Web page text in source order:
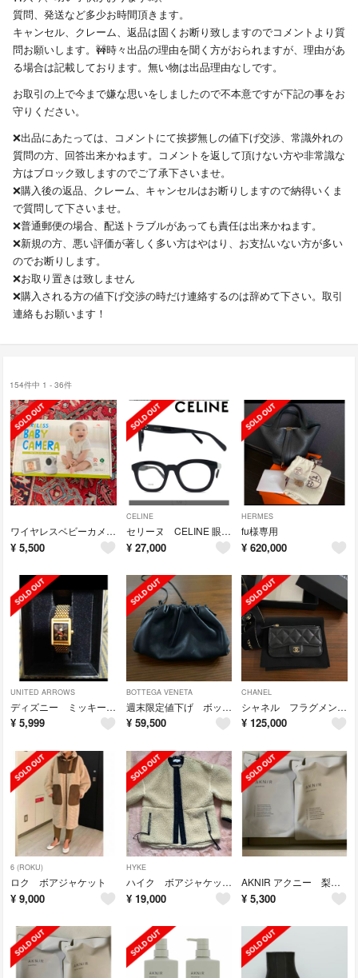
質問、発送など多少お時間頂きます。
キャンセル、クレーム、返品は固くお断り致しますのでコメントより質
問お願いします。🚧時々出品の理由を聞く方がおられますが、理由があ
る場合は記載しております。無い物は出品理由なしです。
お取引の上で今まで嫌な思いをしましたので不本意ですが下記の事をお
守りください。
❌出品にあたっては、コメントにて挨拶無しの値下げ交渉、常識外れの
質問の方、回答出来かねます。コメントを返して頂けない方や非常識な
方はブロック致しますのでご了承下さいませ。
❌購入後の返品、クレーム、キャンセルはお断りしますので納得いくま
で質問して下さいませ。
❌普通郵便の場合、配送トラブルがあっても責任は出来かねます。
❌新規の方、悪い評価が著しく多い方はやはり、お支払いない方が多い
のでお断りします。
❌お取り置きは致しません
❌購入される方の値下げ交渉の時だけ連絡するのは辞めて下さい。取引
連絡もお願います！
154件中 1 - 36件
ワイヤレスベビーカメラ BM-LTL2
¥ 5,500
CELINE
セリーヌ CELINE 眼鏡メガネ 伊達メガネ
¥ 27,000
HERMES
fu様専用
¥ 620,000
UNITED ARROWS
ディズニー ミッキーマウス 腕時計
¥ 5,999
BOTTEGA VENETA
週末限定値下げ ボッテガヴェネタ ショルダーバッグミニポーチ
¥ 59,500
CHANEL
シャネル フラグメントケース
¥ 125,000
6 (ROKU)
ロク ボアジャケット
¥ 9,000
HYKE
ハイク ボアジャケット ショート サイズ1
¥ 19,000
AKNIR アクニー 梨花 シャンプー トリートメント 詰替
¥ 5,300